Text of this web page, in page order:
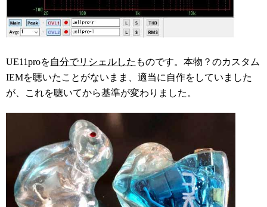
UE11proを自分でリシェルした ものです。本物？のカスタム
IEMを聴いたことがないまま、適当に自作をしていました
が、これを聴いてから基準が変わりました。